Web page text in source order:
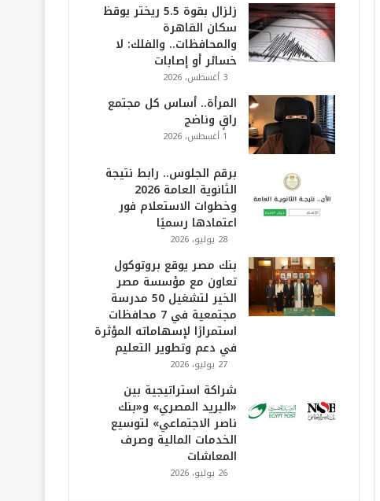
زلزال بقوة 5.5 ريختر يوقظ
سكان القاهرة
والمحافظات.. والفلك: لا
خسائر أو إصابات
3 أغسطس، 2026
المرأة.. أساس كل مجتمع
راقٍ وناضج
1 أغسطس، 2026
برقم الجلوس.. رابط نتيجة
الثانوية العامة 2026
وخطوات الاستعلام فور
اعتمادها رسميًا
28 يوليو، 2026
بنك مصر يوقع بروتوكول
تعاون مع مؤسسة مصر
الخير لتشغيل 50 مدرسة
مجتمعية في 7 محافظات
استمرارًا لإسهاماته المؤثرة
في دعم وتطوير التعليم
27 يوليو، 2026
شراكة استراتيجية بين
«البريد المصري» و«بنك
ناصر الاجتماعي» لتوسيع
الخدمات المالية وصرف
المعاشات
26 يوليو، 2026